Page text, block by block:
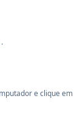
.
e clique em